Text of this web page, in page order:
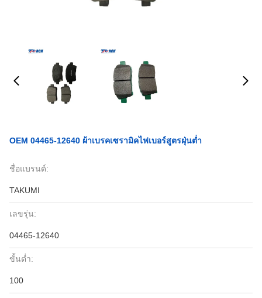
OEM 04465-12640 ผ้าเบรคเซรามิคไฟเบอร์สูตรฝุ่นต่ำ
ชื่อแบรนด์:
TAKUMI
เลขรุ่น:
04465-12640
ขั้นต่ำ:
100